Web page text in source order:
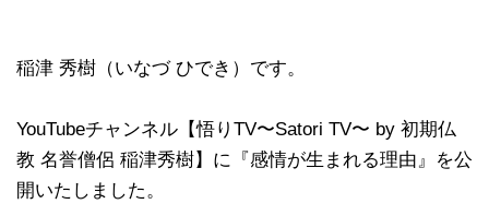
稲津 秀樹（いなづ ひでき）です。
YouTubeチャンネル【悟りTV〜Satori TV〜 by 初期仏
教 名誉僧侶 稲津秀樹】に『感情が生まれる理由』を公
開いたしました。